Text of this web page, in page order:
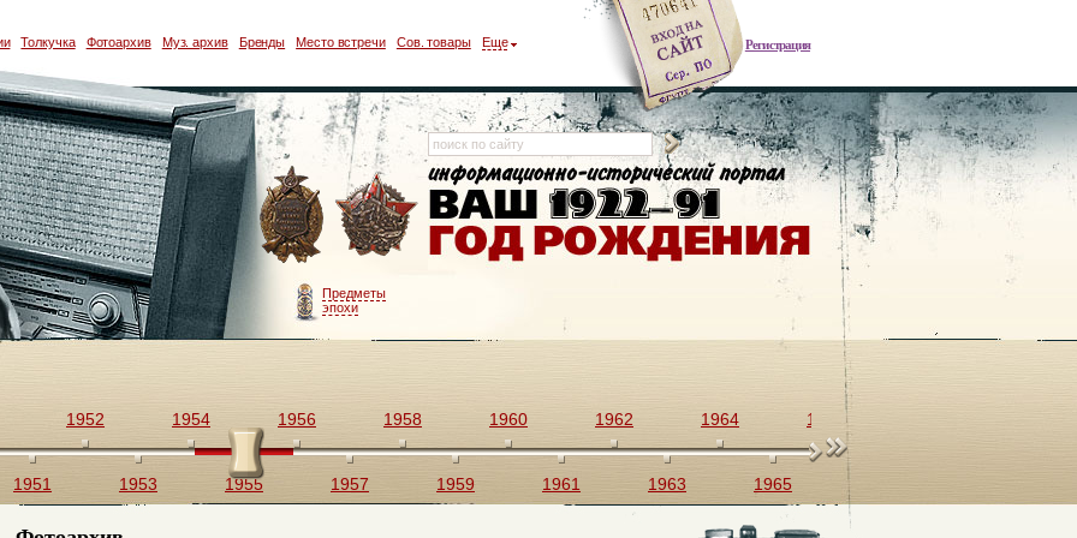
Регистрация
Толкучка Фотоархив Муз. архив Бренды Место встречи Сов. товары Еще
Предметы
эпохи
1951
1952
1953
1954
1955
1956
1957
1958
1959
1960
1961
1962
1963
1964
1965
1966